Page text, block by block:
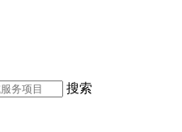
搜索